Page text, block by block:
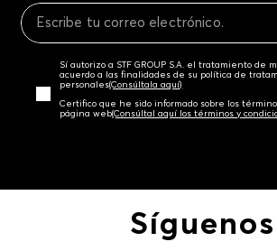
Sí autorizo a STF GROUP S.A. el tratamiento de
acuerdo a las finalidades de su política de
personales‎(Consúltala aquí)
Certifico que he sido informado sobre los
página web‎(Consúltal aquí los términos y
Síguenos